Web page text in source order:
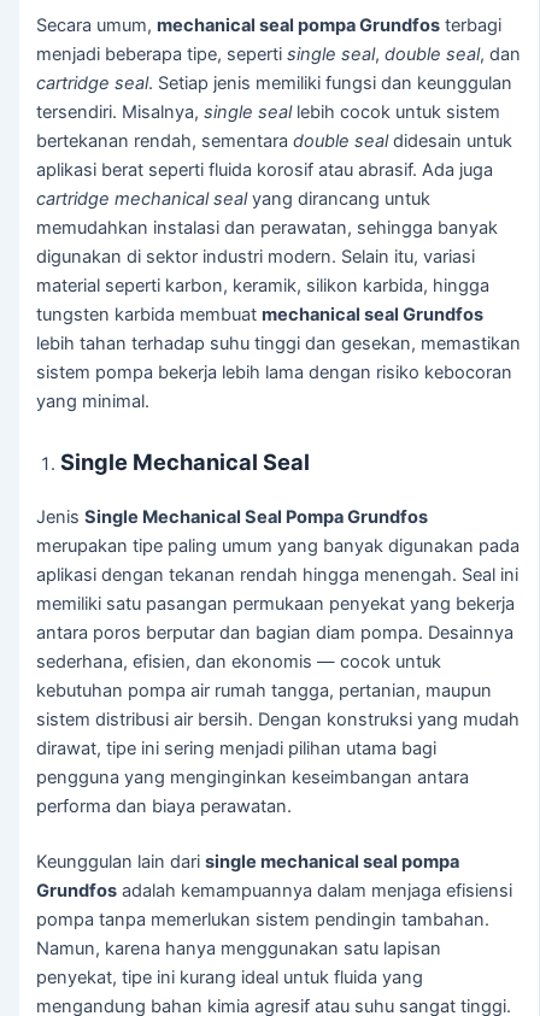
Secara umum,mechanical seal pompa Grundfos terbagi
menjadi beberapa tipe, sepertisingle seal,double seal, dan
cartridge seal. Setiap jenis memiliki fungsi dan keunggulan
tersendiri. Misalnya,single seallebih cocok untuk sistem
bertekanan rendah, sementaradouble sealdidesain untuk
aplikasi berat seperti fluida korosif atau abrasif. Ada juga
cartridge mechanical sealyang dirancang untuk
memudahkan instalasi dan perawatan, sehingga banyak
digunakan di sektor industri modern. Selain itu, variasi
material seperti karbon, keramik, silikon karbida, hingga
tungsten karbida membuatmechanical seal Grundfos
lebih tahan terhadap suhu tinggi dan gesekan, memastikan
sistem pompa bekerja lebih lama dengan risiko kebocoran
yang minimal.
Single Mechanical Seal
JenisSingle Mechanical Seal Pompa Grundfos
merupakan tipe paling umum yang banyak digunakan pada
aplikasi dengan tekanan rendah hingga menengah. Seal ini
memiliki satu pasangan permukaan penyekat yang bekerja
antara poros berputar dan bagian diam pompa. Desainnya
sederhana, efisien, dan ekonomis — cocok untuk
kebutuhan pompa air rumah tangga, pertanian, maupun
sistem distribusi air bersih. Dengan konstruksi yang mudah
dirawat, tipe ini sering menjadi pilihan utama bagi
pengguna yang menginginkan keseimbangan antara
performa dan biaya perawatan.
Keunggulan lain darisingle mechanical seal pompa
Grundfos adalah kemampuannya dalam menjaga efisiensi
pompa tanpa memerlukan sistem pendingin tambahan.
Namun, karena hanya menggunakan satu lapisan
penyekat, tipe ini kurang ideal untuk fluida yang
mengandung bahan kimia agresif atau suhu sangat tinggi.